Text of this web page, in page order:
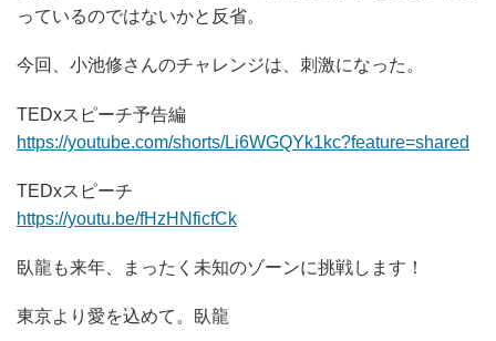
っているのではないかと反省。
今回、小池修さんのチャレンジは、刺激になった。
TEDxスピーチ予告編
https://youtube.com/shorts/Li6WGQYk1kc?feature=shared
TEDxスピーチ
https://youtu.be/fHzHNficfCk
臥龍も来年、まったく未知のゾーンに挑戦します！
東京より愛を込めて。臥龍